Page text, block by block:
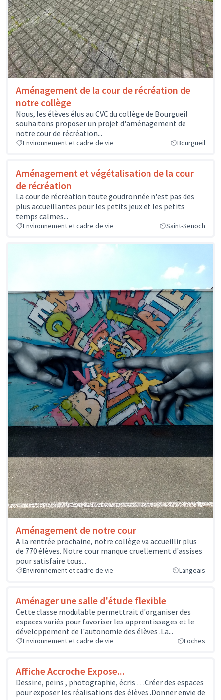
Aménagement de la cour de récréation de
notre collège
Nous, les élèves élus au CVC du collège de Bourgueil
souhaitons proposer un projet d'aménagement de
notre cour de récréation...
Environnement et cadre de vie Bourgueil
Aménagement et végétalisation de la cour
de récréation
La cour de récréation toute goudronnée n'est pas des
plus accueillantes pour les petits jeux et les petits
temps calmes...
Environnement et cadre de vie Saint-Senoch
Aménagement de notre cour
A la rentrée prochaine, notre collège va accueillir plus
de 770 élèves. Notre cour manque cruellement d'assises
pour satisfaire tous...
Environnement et cadre de vie Langeais
Aménager une salle d'étude flexible
Cette classe modulable permettrait d'organiser des
espaces variés pour favoriser les apprentissages et le
développement de l'autonomie des élèves .La...
Environnement et cadre de vie Loches
Affiche Accroche Expose...
Dessine, peins , photographie, écris …Créer des espaces
pour exposer les réalisations des élèves .Donner envie de